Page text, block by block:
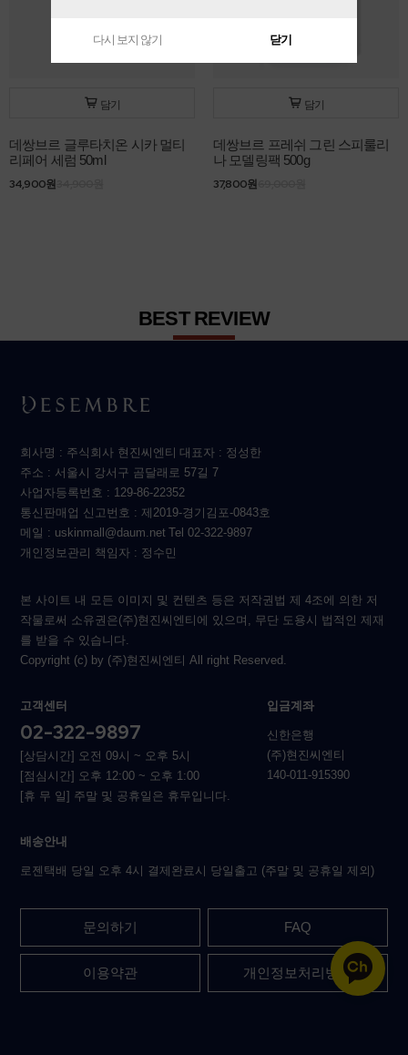
담기
데쌍브르 글루타치온 시카 멀티
리페어 세럼 50ml
34,900원
담기
데쌍브르 프레쉬 그린 스피룰리
나 모델링팩 500g
37,800원
BEST REVIEW
회사명 : 주식회사 현진씨엔티 대표자 : 정성한
주소 : 서울시 강서구 곰달래로 57길 7
사업자등록번호 : 129-86-22352
통신판매업 신고번호 : 제2019-경기김포-0843호
메일 : uskinmall@daum.net Tel 02-322-9897
개인정보관리 책임자 : 정수민
본 사이트 내 모든 이미지 및 컨텐츠 등은 저작권법 제 4조에 의한 저
작물로써 소유권은(주)현진씨엔티에 있으며, 무단 도용시 법적인 제재
를 받을 수 있습니다.
Copyright (c) by (주)현진씨엔티 All right Reserved.
고객센터
02-322-9897
[상담시간] 오전 09시 ~ 오후 5시
[점심시간] 오후 12:00 ~ 오후 1:00
[휴 무 일] 주말 및 공휴일은 휴무입니다.
입금계좌
신한은행
(주)현진씨엔티
140-011-915390
배송안내
로젠택배 당일 오후 4시 결제완료시 당일출고 (주말 및 공휴일 제외)
문의하기 FAQ
이용약관 개인정보처리방침
다시 보지 않기 닫기